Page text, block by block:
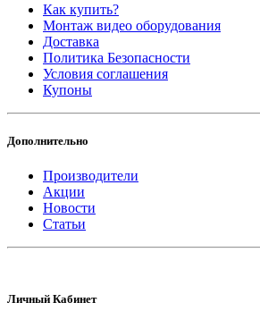
Как купить?
Монтаж видео оборудования
Доставка
Политика Безопасности
Условия соглашения
Купоны
Дополнительно
Производители
Акции
Новости
Статьи
Личный Кабинет